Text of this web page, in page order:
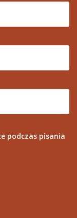
podczas pisania